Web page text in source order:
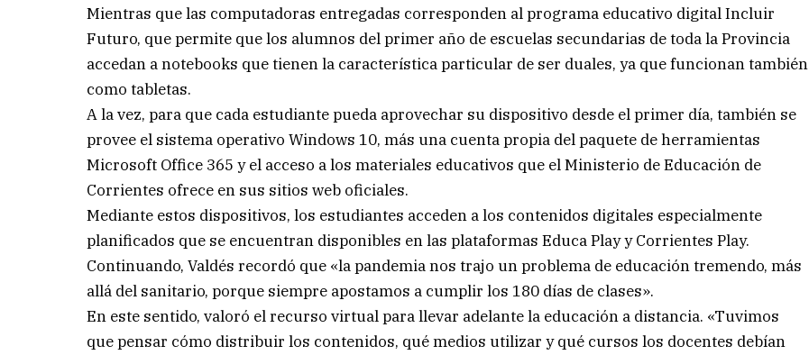
Mientras que las computadoras entregadas corresponden al programa educativo digital Incluir
Futuro, que permite que los alumnos del primer año de escuelas secundarias de toda la Provincia
accedan a notebooks que tienen la característica particular de ser duales, ya que funcionan también
como tabletas.
A la vez, para que cada estudiante pueda aprovechar su dispositivo desde el primer día, también se
provee el sistema operativo Windows 10, más una cuenta propia del paquete de herramientas
Microsoft Office 365 y el acceso a los materiales educativos que el Ministerio de Educación de
Corrientes ofrece en sus sitios web oficiales.
Mediante estos dispositivos, los estudiantes acceden a los contenidos digitales especialmente
planificados que se encuentran disponibles en las plataformas Educa Play y Corrientes Play.
Continuando, Valdés recordó que «la pandemia nos trajo un problema de educación tremendo, más
allá del sanitario, porque siempre apostamos a cumplir los 180 días de clases».
En este sentido, valoró el recurso virtual para llevar adelante la educación a distancia. «Tuvimos
que pensar cómo distribuir los contenidos, qué medios utilizar y qué cursos los docentes debían